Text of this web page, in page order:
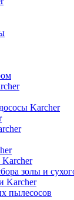
Karcher
золы и
Karcher
пылесосов